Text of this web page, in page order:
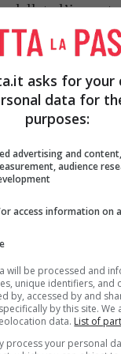
forma di
stampo
14 ore.
poi la superificie
cuocere per 40
usate della
la
stata collaboratrice di
asks for your
data for
purposes:
advertising and
audience
access information on
will be processed and
unique identifiers, and
by, accessed by and
by this site.
data. List of
process your personal